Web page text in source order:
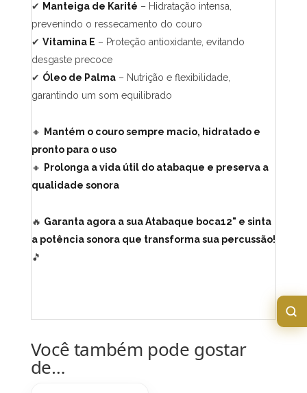
✔ Manteiga de Karité – Hidratação intensa,
prevenindo o ressecamento do couro
✔ Vitamina E – Proteção antioxidante, evitando
desgaste precoce
✔ Óleo de Palma– Nutrição e flexibilidade,
garantindo um som equilibrado
🔸
Mantém o couro sempre macio, hidratado e
pronto para o uso
🔸
Prolonga a vida útil do atabaque e preserva a
qualidade sonora
🔥 Garanta agora a sua Atabaque boca12" e sinta
a potência sonora que transforma sua percussão!
🎵
Você também pode gostar
de…